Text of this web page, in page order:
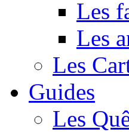
Les
Les
Les
Guides
Les